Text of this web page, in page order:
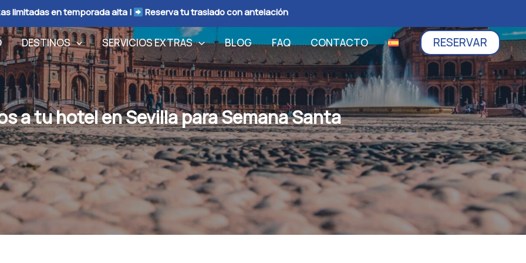
limitadas en temporada alta | Reserva tu traslado con antelación
DESTINOS SERVICIOS EXTRAS BLOG FAQ CONTACTO RESERVAR
a tu hotel en Sevilla para Semana Santa